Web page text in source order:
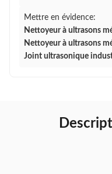
Mettre en évidence:
Nettoyeur à ultrasons
Nettoyeur à ultrasons
Joint ultrasonique